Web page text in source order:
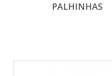
PALHINHAS